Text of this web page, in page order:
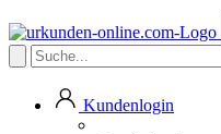
Kundenlogin